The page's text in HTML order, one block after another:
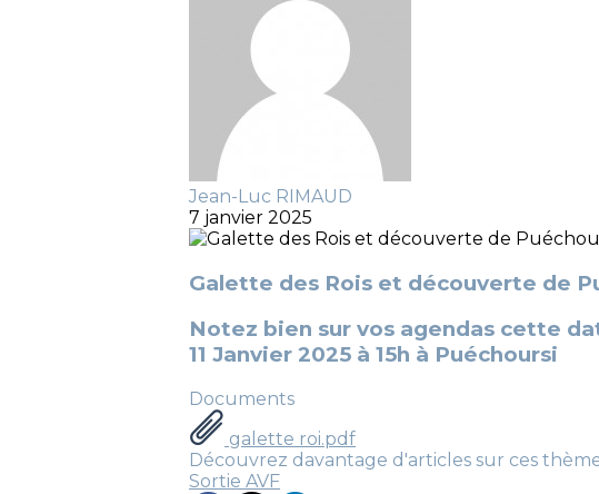
Jean-Luc RIMAUD
7 janvier 2025
Galette des Rois et découverte de
Notez bien sur vos agendas cette
11 Janvier 2025 à 15h à Puéchoursi
Documents
galette roi.pdf
Découvrez davantage d'articles sur ces
Sortie AVF